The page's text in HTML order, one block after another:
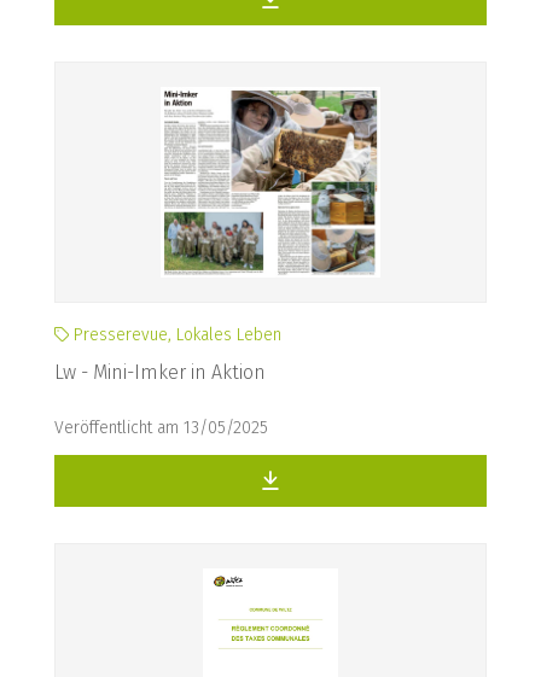
Presserevue, Lokales Leben
Lw - Mini-Imker in Aktion
Veröffentlicht am 13/05/2025